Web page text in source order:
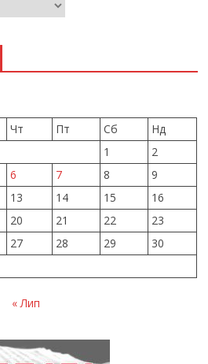
Чт Пт Сб
Нд
1
2
6 7 8
9
13 14 15
16
20 21 22
23
27 28 29
30
« Лип